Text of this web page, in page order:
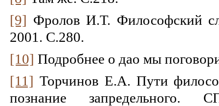
[9] Фролов И.Т. Философский
2001. С.280.
[10] Подробнее о дао мы
[11] Торчинов Е.А. Пути
познание запредельного.